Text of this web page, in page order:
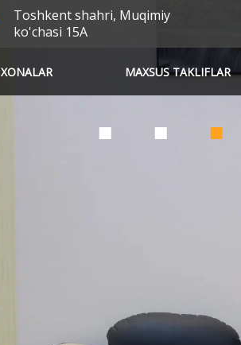
Toshkent shahri, Muqimiy
ko'chasi 15A
XONALAR MAXSUS TAKLIFLAR